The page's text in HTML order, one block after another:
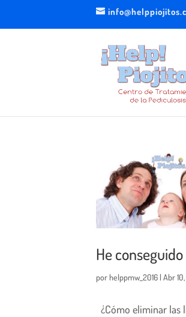
He
porhelppmw_2016 | Abr
¿Cómo eliminar las